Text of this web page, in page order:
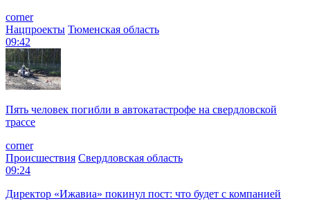
corner
Нацпроекты Тюменская область
09:42
Пять человек погибли в автокатастрофе на свердловской
трассе
corner
Происшествия Свердловская область
09:24
Директор «Ижавиа» покинул пост: что будет с компанией